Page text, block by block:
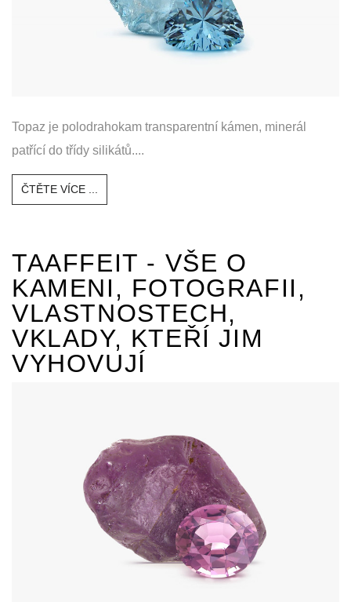
Topaz je polodrahokam transparentní kámen, minerál
patřící do třídy silikátů....
ČTĚTE VÍCE ...
TAAFFEIT - VŠE O
KAMENI, FOTOGRAFII,
VLASTNOSTECH,
VKLADY, KTEŘÍ JIM
VYHOVUJÍ